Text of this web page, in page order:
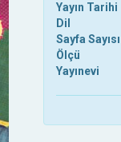
Yayın Tarihi
Dil
Sayfa Sayısı
Ölçü
Yayınevi